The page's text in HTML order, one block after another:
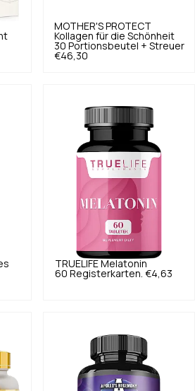
MOTHER'S PROTECT
Kollagen für die Schönheit
30 Portionsbeutel + Streuer
€46,30
TRUELIFE Melatonin
60 Registerkarten. €4,63